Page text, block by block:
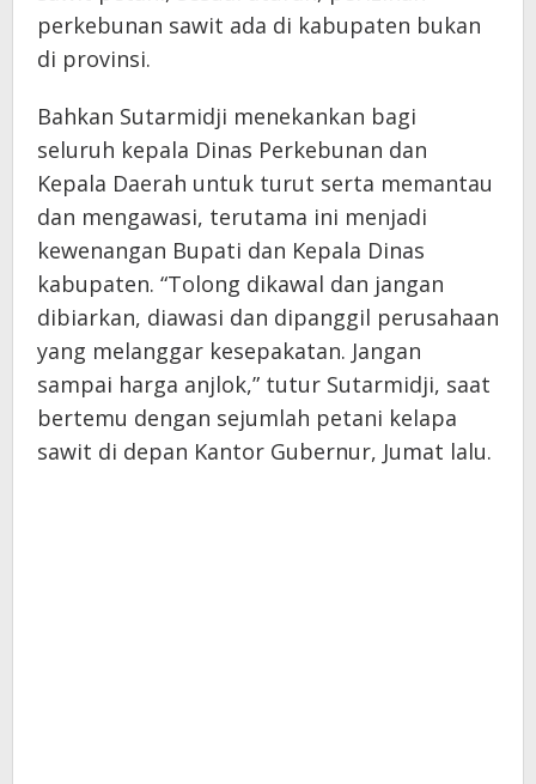
perkebunan sawit ada di kabupaten bukan
di provinsi.
Bahkan Sutarmidji menekankan bagi
seluruh kepala Dinas Perkebunan dan
Kepala Daerah untuk turut serta memantau
dan mengawasi, terutama ini menjadi
kewenangan Bupati dan Kepala Dinas
kabupaten. “Tolong dikawal dan jangan
dibiarkan, diawasi dan dipanggil perusahaan
yang melanggar kesepakatan. Jangan
sampai harga anjlok,” tutur Sutarmidji, saat
bertemu dengan sejumlah petani kelapa
sawit di depan Kantor Gubernur, Jumat lalu.